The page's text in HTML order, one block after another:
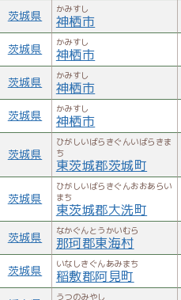
茨城県 かみすし
神栖市
茨城県 かみすし
神栖市
茨城県 かみすし
神栖市
茨城県 かみすし
神栖市
茨城県
ひがしいばらきぐんいばらきま
ち
東茨城郡茨城町
茨城県
ひがしいばらきぐんおおあらい
まち
東茨城郡大洗町
茨城県 なかぐんとうかいむら
那珂郡東海村
茨城県 いなしきぐんあみまち
稲敷郡阿見町
うつのみやし